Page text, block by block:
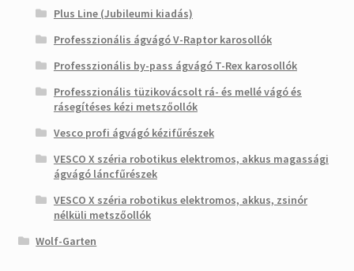
Plus Line (Jubileumi kiadás)
Professzionális ágvágó V-Raptor karosollók
Professzionális by-pass ágvágó T-Rex karosollók
Professzionális tüzikovácsolt rá- és mellé vágó és
rásegítéses kézi metszőollók
Vesco profi ágvágó kézifűrészek
VESCO X széria robotikus elektromos, akkus magassági
ágvágó láncfűrészek
VESCO X széria robotikus elektromos, akkus, zsinór
nélküli metszőollók
Wolf-Garten